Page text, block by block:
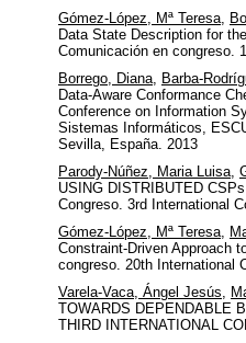
Gómez-López, Mª Teresa,
Data State Description for
Comunicación en congreso.
Borrego, Diana, Barba-
Data-Aware Conformance
Conference on Information
Sistemas Informáticos,
Sevilla, España. 2013
Parody-Núñez, Maria Luisa,
USING DISTRIBUTED
Congreso. 3rd International
Gómez-López, Mª Teresa,
Constraint-Driven Approach
congreso. 20th International
Varela-Vaca, Ángel Jesús,
TOWARDS DEPENDABLE
THIRD INTERNATIONAL